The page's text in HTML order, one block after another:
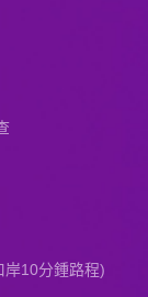
岸10分鍾路程)